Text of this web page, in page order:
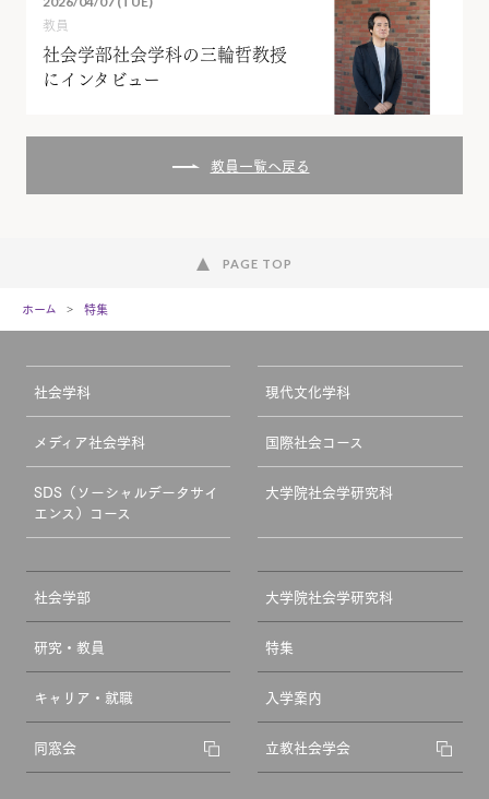
教員
社会学部社会学科の三輪哲教授
にインタビュー
教員一覧へ戻る
PAGE TOP
ホーム 特集
社会学科 現代文化学科
メディア社会学科 国際社会コース
SDS（ソーシャルデータサイ
エンス）コース
大学院社会学研究科
社会学部 大学院社会学研究科
研究・教員 特集
キャリア・就職 入学案内
同窓会 立教社会学会